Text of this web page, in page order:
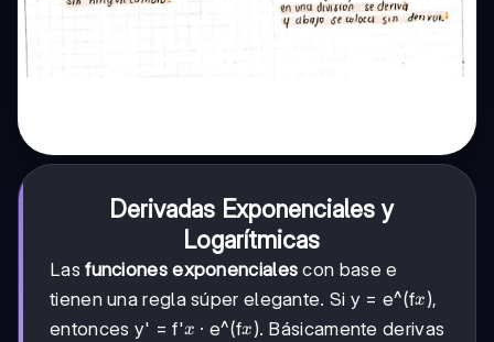
Derivadas Exponenciales y
Logarítmicas
Lasfunciones exponenciales con base e
tienen una regla súper elegante. Si y = e^(fx
x),
entonces y' = f'x
x · e^(fx
x). Básicamente derivas